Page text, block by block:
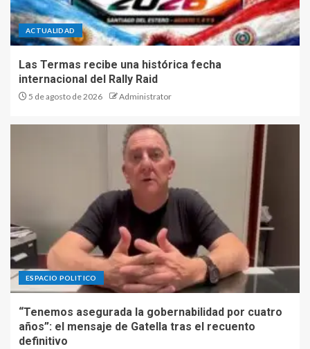
ACTUALIDAD
Las Termas recibe una histórica fecha
internacional del Rally Raid
5 de agosto de 2026 Administrator
ESPACIO POLITICO
“Tenemos asegurada la gobernabilidad por cuatro
años”: el mensaje de Gatella tras el recuento
definitivo